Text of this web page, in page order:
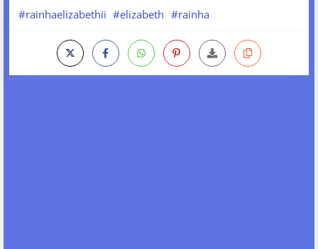
#rainhaelizabethii #elizabeth #rainha